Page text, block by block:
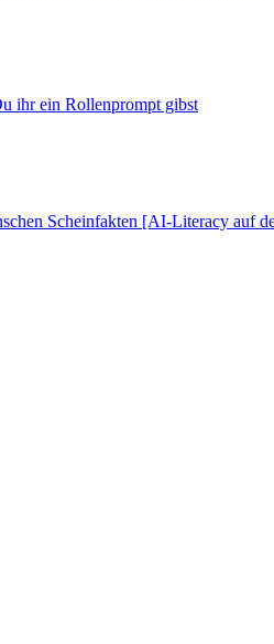
ihr ein Rollenprompt gibst
Scheinfakten [AI-Literacy auf